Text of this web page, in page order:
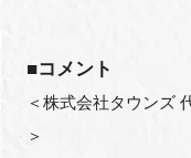
■コメント
＜株式会社タウン
＞